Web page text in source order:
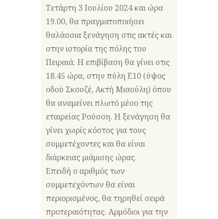
Τετάρτη 3 Ιουλίου 2024 και ώρα
19.00, θα πραγματοποιήσει
θαλάσσια ξενάγηση στις ακτές και
στην ιστορία της πόλης του
Πειραιά. Η επιβίβαση θα γίνει στις
18.45 ώρα, στην πύλη Ε10 (ύψος
οδού Σκουζέ, Ακτή Μιαούλη) όπου
θα αναμείνει πλωτό μέσο της
εταιρείας Ρούσση. Η ξενάγηση θα
γίνει χωρίς κόστος για τους
συμμετέχοντες και θα είναι
διάρκειας μιάμισης ώρας.
Επειδή ο αριθμός των
συμμετεχόντων θα είναι
περιορισμένος, θα τηρηθεί σειρά
προτεραιότητας. Αρμόδιοι για την